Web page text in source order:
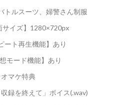
トルスーツ、婦警さん制服
サイズ】1280×720px
ート再生機能】あり
モード機能】あり
マケ特典
録を終えて」ボイス(.wav)